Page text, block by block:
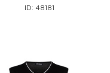
ID: 48181